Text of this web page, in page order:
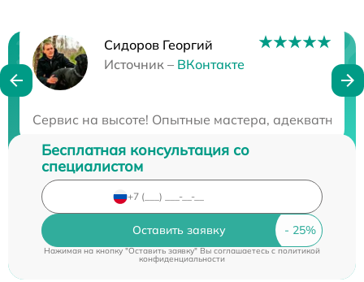
Сидоров Георгий
Источник – ВКонтакте
Сервис на высоте! Опытные мастера, адекватные
Нужна консультация?
Бесплатная консультация со
специалистом
Оставить заявку
Нажимая на кнопку "Оставить заявку" Вы соглашаетесь cполитикой
конфиденциальности